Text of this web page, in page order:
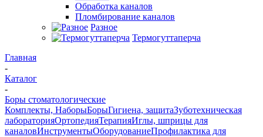
Обработка каналов
Пломбирование каналов
Разное
Термогуттаперча
Главная
-
Каталог
-
Боры стоматологические
Комплекты, НаборыБорыГигиена, защитаЗуботехническая
лабораторияОртопедияТерапияИглы, шприцы для
каналовИнструментыОборудованиеПрофилактика для